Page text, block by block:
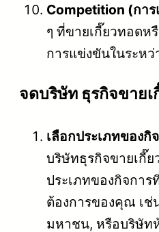
Competition (กา
ๆ ที่ขายเกี๊ยวทอดห
การแข่งขันในระหว่
จดบริษัท ธุรกิจขายเ
เลือกประเภทของกิ
บริษัทธุรกิจขายเกี๊
ประเภทของกิจกา
ต้องการของคุณ เช่
มหาชน, หรือบริษัท